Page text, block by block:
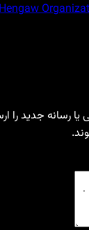
یا رسانه جدید را